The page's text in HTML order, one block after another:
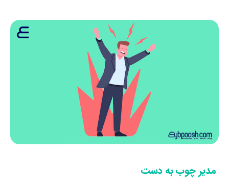
چوب به دست